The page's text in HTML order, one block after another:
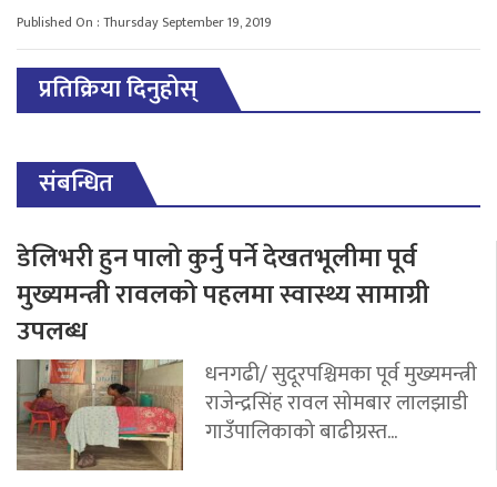
Published On : Thursday September 19, 2019
प्रतिक्रिया दिनुहोस्
संबन्धित
डेलिभरी हुन पालो कुर्नु पर्ने देखतभूलीमा पूर्व
मुख्यमन्त्री रावलको पहलमा स्वास्थ्य सामाग्री
उपलब्ध
धनगढी/ सुदूरपश्चिमका पूर्व मुख्यमन्त्री
राजेन्द्रसिंह रावल सोमबार लालझाडी
गाउँपालिकाको बाढीग्रस्त...